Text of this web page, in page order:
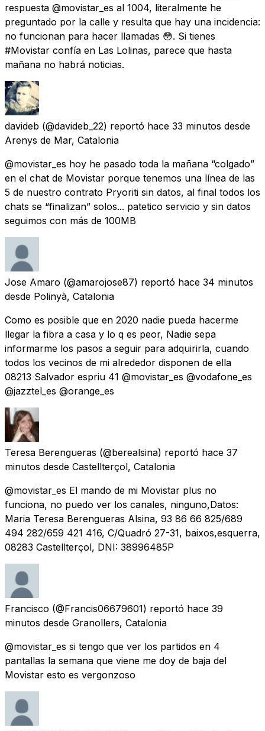
respuesta @movistar_es al 1004, literalmente he
preguntado por la calle y resulta que hay una incidencia:
no funcionan para hacer llamadas 😳. Si tienes
#Movistar confía en Las Lolinas, parece que hasta
mañana no habrá noticias.
davideb (@davideb_22) reportó hace 33 minutos desde
Arenys de Mar, Catalonia
@movistar_es hoy he pasado toda la mañana “colgado”
en el chat de Movistar porque tenemos una línea de las
5 de nuestro contrato Pryoriti sin datos, al final todos los
chats se “finalizan” solos... patetico servicio y sin datos
seguimos con más de 100MB
Jose Amaro (@amarojose87) reportó hace 34 minutos
desde Polinyà, Catalonia
Como es posible que en 2020 nadie pueda hacerme
llegar la fibra a casa y lo q es peor, Nadie sepa
informarme los pasos a seguir para adquirirla, cuando
todos los vecinos de mi alrededor disponen de ella
08213 Salvador espriu 41 @movistar_es @vodafone_es
@jazztel_es @orange_es
Teresa Berengueras (@berealsina) reportó hace 37
minutos desde Castellterçol, Catalonia
@movistar_es El mando de mi Movistar plus no
funciona, no puedo ver los canales, ninguno,Datos:
Maria Teresa Berengueras Alsina, 93 86 66 825/689
494 282/659 421 416, C/Quadró 27-31, baixos,esquerra,
08283 Castellterçol, DNI: 38996485P
Francisco (@Francis06679601) reportó hace 39
minutos desde Granollers, Catalonia
@movistar_es si tengo que ver los partidos en 4
pantallas la semana que viene me doy de baja del
Movistar esto es vergonzoso